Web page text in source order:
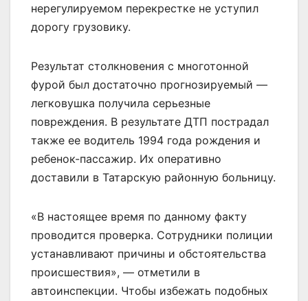
нерегулируемом перекрестке не уступил
дорогу грузовику.
Результат столкновения с многотонной
фурой был достаточно прогнозируемый —
легковушка получила серьезные
повреждения. В результате ДТП пострадал
также ее водитель 1994 года рождения и
ребенок-пассажир. Их оперативно
доставили в Татарскую районную больницу.
«В настоящее время по данному факту
проводится проверка. Сотрудники полиции
устанавливают причины и обстоятельства
происшествия», — отметили в
автоинспекции. Чтобы избежать подобных